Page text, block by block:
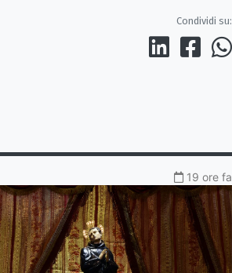
Condividi su:
19 ore fa